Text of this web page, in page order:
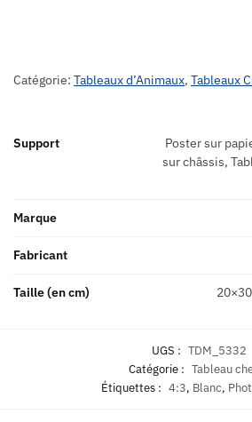
Catégorie: Tableaux d’Animaux, Tableaux
Support
Poster sur
sur châssis,
Marque
Fabricant
Taille (en cm)
UGS : TDM_5332
Catégorie : Tableau
Étiquettes : 4:3, Blanc,